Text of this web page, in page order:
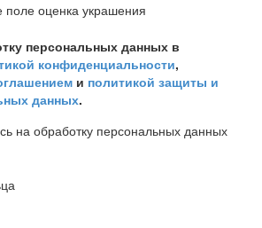
поле оценка украшения
персональных данных в
конфиденциальности,
и политикой защиты и
данных.
на обработку персональных данных